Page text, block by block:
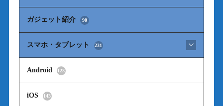
ガジェット紹介 90
スマホ・タブレット 231
Android 123
iOS 143